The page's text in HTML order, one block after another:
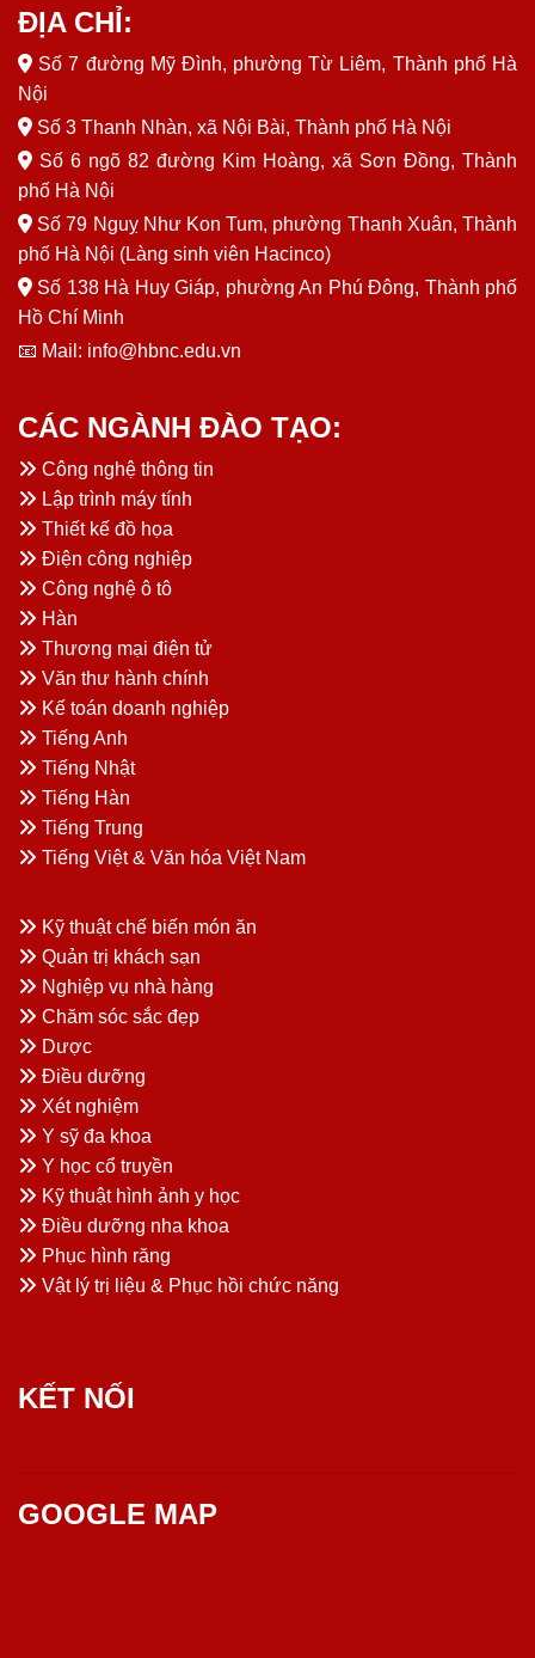
ĐỊA CHỈ:
Số 7 đường Mỹ Đình, phường Từ Liêm, Thành phố Hà
Nội
Số 3 Thanh Nhàn, xã Nội Bài, Thành phố Hà Nội
Số 6 ngõ 82 đường Kim Hoàng, xã Sơn Đồng, Thành
phố Hà Nội
Số 79 Nguỵ Như Kon Tum, phường Thanh Xuân, Thành
phố Hà Nội (Làng sinh viên Hacinco)
Số 138 Hà Huy Giáp, phường An Phú Đông, Thành phố
Hồ Chí Minh
📧 Mail: info@hbnc.edu.vn
CÁC NGÀNH ĐÀO TẠO:
Công nghệ thông tin
Lập trình máy tính
Thiết kế đồ họa
Điện công nghiệp
Công nghệ ô tô
Hàn
Thương mại điện tử
Văn thư hành chính
Kế toán doanh nghiệp
Tiếng Anh
Tiếng Nhật
Tiếng Hàn
Tiếng Trung
Tiếng Việt & Văn hóa Việt Nam
Kỹ thuật chế biến món ăn
Quản trị khách sạn
Nghiệp vụ nhà hàng
Chăm sóc sắc đẹp
Dược
Điều dưỡng
Xét nghiệm
Y sỹ đa khoa
Y học cổ truyền
Kỹ thuật hình ảnh y học
Điều dưỡng nha khoa
Phục hình răng
Vật lý trị liệu & Phục hồi chức năng
KẾT NỐI
GOOGLE MAP